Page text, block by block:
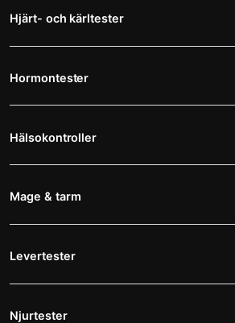
Hjärt- och kärltester
Hormontester
Hälsokontroller
Mage & tarm
Levertester
Njurtester